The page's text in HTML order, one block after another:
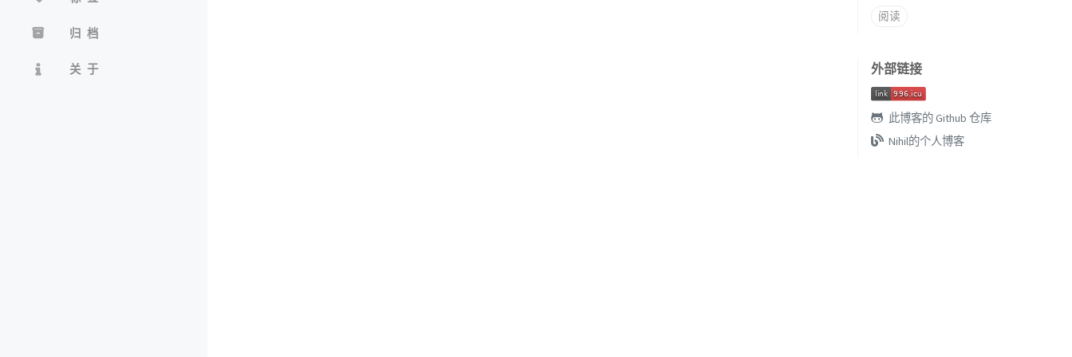
归档
关于
阅读
外部链接
此博客的 Github 仓库
Nihil的个人博客